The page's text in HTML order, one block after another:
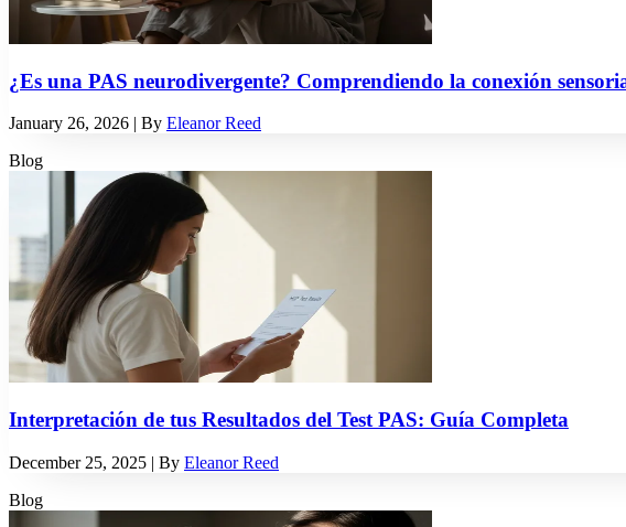
¿Es una PAS neurodivergente? Comprendiendo la conexión
January 26, 2026 | By Eleanor Reed
Blog
Interpretación de tus Resultados del Test PAS: Guía Completa
December 25, 2025 | By Eleanor Reed
Blog